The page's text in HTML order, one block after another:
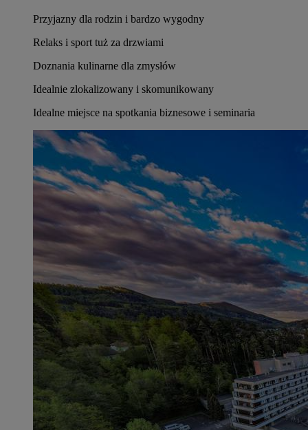
Przyjazny dla rodzin i bardzo wygodny
Relaks i sport tuż za drzwiami
Doznania kulinarne dla zmysłów
Idealnie zlokalizowany i skomunikowany
Idealne miejsce na spotkania biznesowe i seminaria